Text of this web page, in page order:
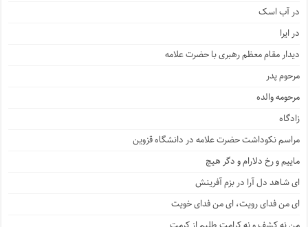
در آب اسک
در ایرا
دیدار مقام معظم رهبری با حضرت علامه
مرحوم پدر
مرحومه والده
زادگاه
مراسم نکوداشت حضرت علامه در دانشگاه قزوین
ماییم و رخ دلارام و دگر هیچ
ای شاهد دل آرا در بزم آفرینش
ای من فدای رویت، ای من فدای خویت